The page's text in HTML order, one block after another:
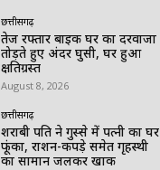
छत्तीसगढ़
तेज रफ्तार बाइक घर का दरवाजा
तोड़ते हुए अंदर घुसी, घर हुआ
क्षतिग्रस्त
August 8, 2026
छत्तीसगढ़
शराबी पति ने गुस्से में पत्नी का घर
फूंका, राशन-कपड़े समेत गृहस्थी
का सामान जलकर खाक